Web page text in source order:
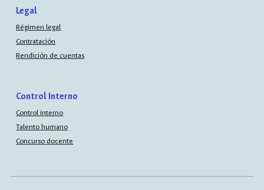
Legal
Régimen legal
Contratación
Rendición de cuentas
Control Interno
Control interno
Talento humano
Concurso docente